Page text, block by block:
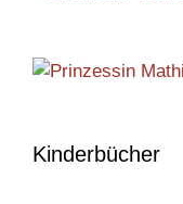
Kinderbücher